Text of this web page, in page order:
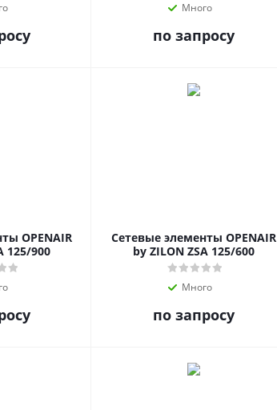
Много
по запросу
OPENAIR
125/900
Сетевые элементы OPENAIR
by ZILON ZSA 125/600
Много
по запросу